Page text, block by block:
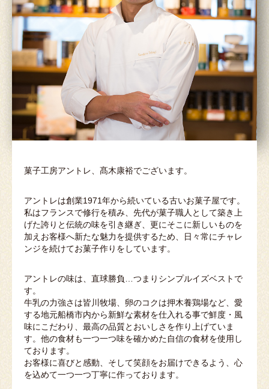
菓子工房アントレ、髙木康裕でございます。
アントレは創業1971年から続いている古いお菓子屋です。
私はフランスで修行を積み、先代が菓子職人として築き上
げた誇りと伝統の味を引き継ぎ、更にそこに新しいものを
加えお客様へ新たな魅力を提供するため、日々常にチャレ
ンジを続けてお菓子作りをしています。
アントレの味は、直球勝負…つまりシンプルイズベストで
す。
牛乳の力強さは皆川牧場、卵のコクは押木養鶏場など、愛
する地元船橋市内から新鮮な素材を仕入れる事で鮮度・風
味にこだわり、最高の品質とおいしさを作り上げていま
す。他の食材も一つ一つ味を確かめた自信の食材を使用し
ております。
お客様に喜びと感動、そして笑顔をお届けできるよう、心
を込めて一つ一つ丁寧に作っております。